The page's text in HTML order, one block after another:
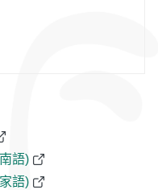
語)
語)